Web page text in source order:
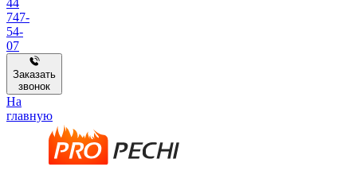
44
747-
54-
07
Заказать
звонок
На
главную